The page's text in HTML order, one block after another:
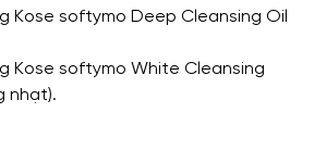
Kose softymo Deep Cleansing Oil
Kose softymo White Cleansing
nhạt).